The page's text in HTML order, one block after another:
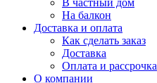
В частный дом
На балкон
Доставка и оплата
Как сделать заказ
Доставка
Оплата и рассрочка
О компании